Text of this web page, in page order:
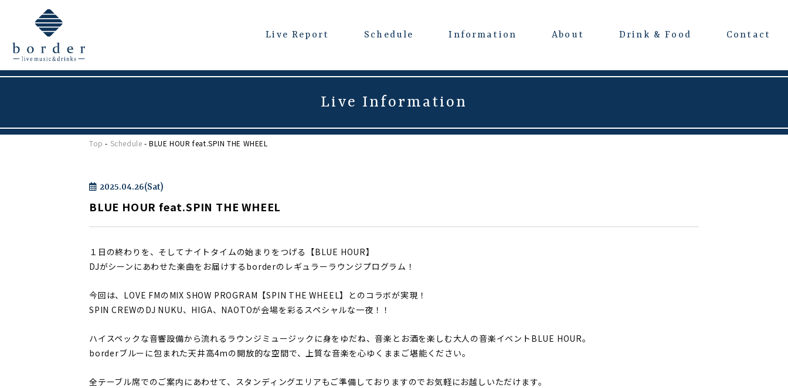
Live Report Schedule Information About Drink & Food Contact
Live Information
Top - Schedule - BLUE HOUR feat.SPIN THE WHEEL
2025.04.26(Sat)
BLUE HOUR feat.SPIN THE WHEEL
１日の終わりを、そしてナイトタイムの始まりをつげる【BLUE HOUR】
DJがシーンにあわせた楽曲をお届けするborderのレギュラーラウンジプログラム！
今回は、LOVE FMのMIX SHOW PROGRAM【SPIN THE WHEEL】とのコラボが実現！
SPIN CREWのDJ NUKU、HIGA、NAOTOが会場を彩るスペシャルな一夜！！
ハイスペックな音響設備から流れるラウンジミュージックに身をゆだね、音楽とお酒を楽しむ大人の音楽イベントBLUE HOUR。
borderブルーに包まれた天井高4mの開放的な空間で、上質な音楽を心ゆくままご堪能ください。
全テーブル席でのご案内にあわせて、スタンディングエリアもご準備しておりますのでお気軽にお越しいただけます。